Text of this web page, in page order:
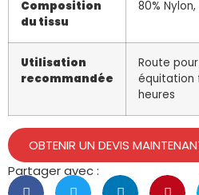
Composition
du tissu
80%
Utilisation
recommandée
Route
équitation
heures
OBTENIR UN DEVIS
Partager avec :